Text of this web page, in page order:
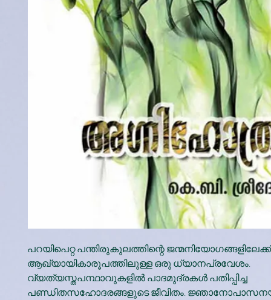
പറയിപെറ്റ പന്തിരുകുലത്തിന്റെ ജന്മനിയോഗങ്ങളിലേക്ക്
ആഖ്യായികാരൂപത്തിലുള്ള ഒരു ധ്യാനപ്രവേശം.
വ്യത്യസ്തപന്ഥാവുകളിൽ പാദമുദ്രകൾ പതിപ്പിച്ച
പണ്ഡിതസഹോദരങ്ങളുടെ ജീവിതം.